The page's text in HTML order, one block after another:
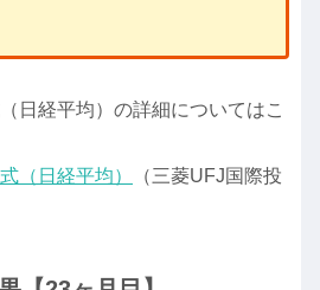
日経平均）の詳細についてはこ
（日経平均）
（三菱UFJ国際投